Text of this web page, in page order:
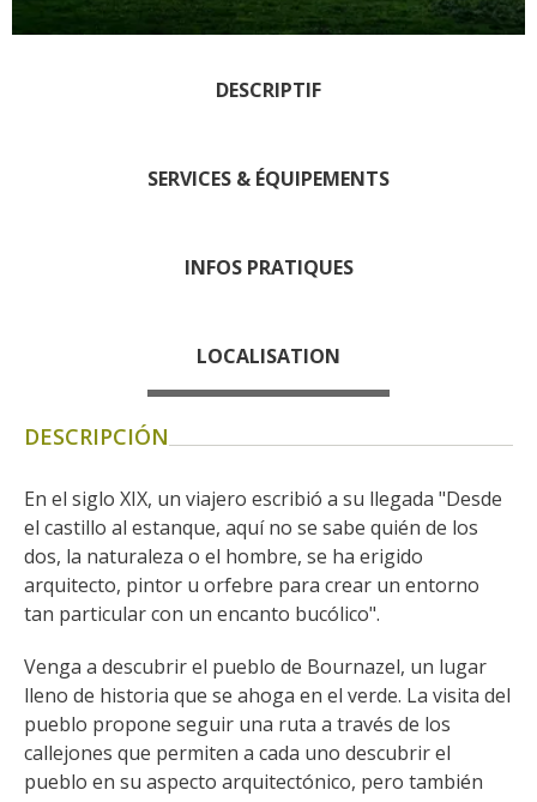
Rouquier en Goutrens
La Palairie en Goutrens
artistas y artesanos
Las ferias y mercados
Recetas y productos locales
Pasear en menos
de cien
kilómetros
Los más bonitos pueblos en
Otras hermosas aldeas
El Pays des Bastides du
Rouergue
Las ciudades y países de
DESCRIPTIF
SERVICES & ÉQUIPEMENTS
INFOS PRATIQUES
LOCALISATION
DESCRIPCIÓN
En el siglo XIX, un viajero escribió a su llegada "Desde
el castillo al estanque, aquí no se sabe quién de los
dos, la naturaleza o el hombre, se ha erigido
arquitecto, pintor u orfebre para crear un entorno
tan particular con un encanto bucólico".
Venga a descubrir el pueblo de Bournazel, un lugar
lleno de historia que se ahoga en el verde. La visita del
pueblo propone seguir una ruta a través de los
callejones que permiten a cada uno descubrir el
pueblo en su aspecto arquitectónico, pero también